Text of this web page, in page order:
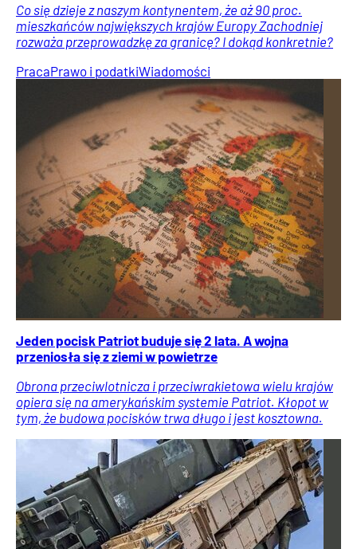
Co się dzieje z naszym kontynentem, że aż 90 proc.
mieszkańców największych krajów Europy Zachodniej
rozważa przeprowadzkę za granicę? I dokąd konkretnie?
PracaPrawo i podatkiWiadomości
Jeden pocisk Patriot buduje się 2 lata. A wojna
przeniosła się z ziemi w powietrze
Obrona przeciwlotnicza i przeciwrakietowa wielu krajów
opiera się na amerykańskim systemie Patriot. Kłopot w
tym, że budowa pocisków trwa długo i jest kosztowna.